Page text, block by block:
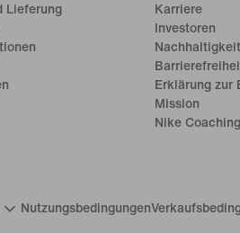
Lieferung
Karriere
Investoren
Nachhaltigkeit
Erklärung zur
Mission
Nike Coaching
Nutzungsbedingungen